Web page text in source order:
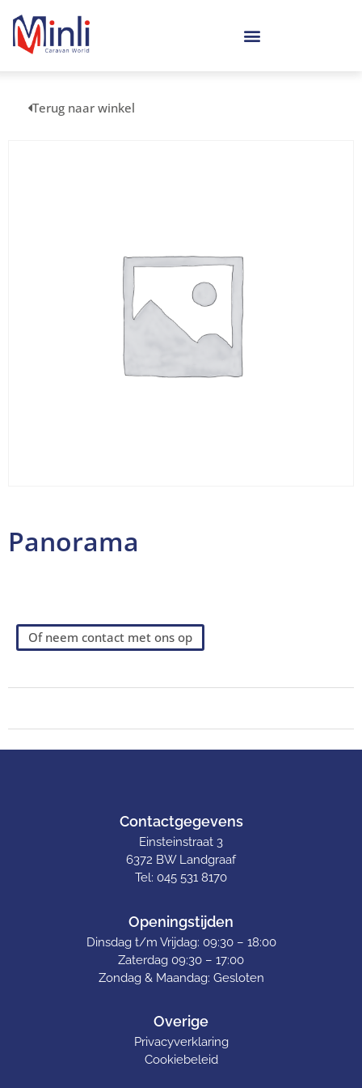
Terug naar winkel
Panorama
Of neem contact met ons op
Contactgegevens
Einsteinstraat 3
6372 BW Landgraaf
Tel: 045 531 8170
Openingstijden
Dinsdag t/m Vrijdag: 09:30 – 18:00
Zaterdag 09:30 – 17:00
Zondag & Maandag: Gesloten
Overige
Privacyverklaring
Cookiebeleid